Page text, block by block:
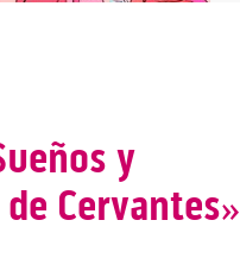
y
Cervantes»